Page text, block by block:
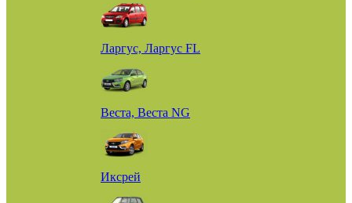
Ларгус, Ларгус FL
Веста, Веста NG
Иксрей